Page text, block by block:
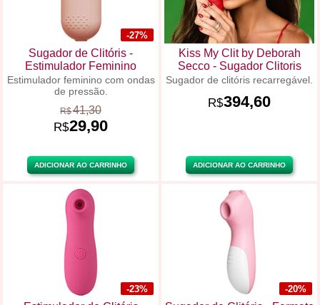
-27%
Sugador de Clitóris -
Estimulador Feminino
Estimulador feminino com ondas
de pressão.
R$41,30
R$29,90
ADICIONAR AO CARRINHO
Kiss My Clit by Deborah
Secco - Sugador Clitoris
Sugador de clitóris recarregável.
R$394,60
ADICIONAR AO CARRINHO
-23% -20%